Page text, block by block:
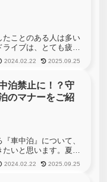
ことのある人は多い
イブは、とても疲労
てしまう確率も高く
ドライブを安全に行う
2024.02.22 2025.09.25
泊禁止に！？守
のマナーをご紹
車中泊』について、
いと思います。夏休
動車でドライブをし
非常に多いと思いま
2024.02.22 2025.09.25